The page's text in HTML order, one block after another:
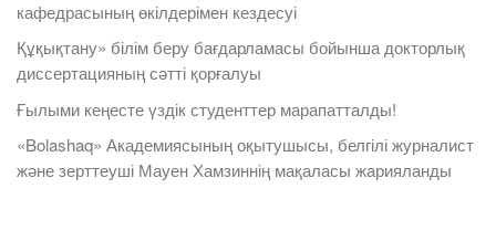
кафедрасының өкілдерімен кездесуі
Құқықтану» білім беру бағдарламасы бойынша докторлық
диссертацияның сәтті қорғалуы
Ғылыми кеңесте үздік студенттер марапатталды!
«Bolashaq» Академиясының оқытушысы, белгілі журналист
және зерттеуші Мауен Хамзиннің мақаласы жарияланды